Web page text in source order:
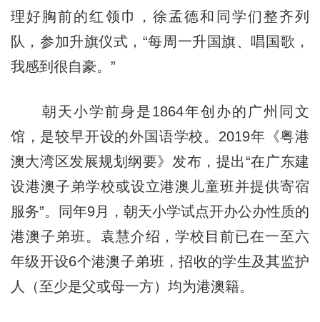
理好胸前的红领巾，徐孟德和同学们整齐列
队，参加升旗仪式，“每周一升国旗、唱国歌，
我感到很自豪。”
朝天小学前身是1864年创办的广州同文
馆，是较早开设的外国语学校。2019年《粤港
澳大湾区发展规划纲要》发布，提出“在广东建
设港澳子弟学校或设立港澳儿童班并提供寄宿
服务”。同年9月，朝天小学试点开办公办性质的
港澳子弟班。袁慧介绍，学校目前已在一至六
年级开设6个港澳子弟班，招收的学生及其监护
人（至少是父或母一方）均为港澳籍。